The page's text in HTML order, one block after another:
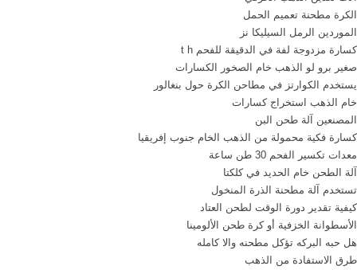
الكرة مطحنة تعميم الحمل
الموردين الرمل السيليكا نز
كسارة مزدوجة لفة في الدقيقة للفحم t h
صغير برو لو الذهب خام الصخور الكسارات
يستخدم الكوارتز في مطاحن الكرة حول بنغالور
خام الذهب استخراج كسارات
المصنعين آلة طحن البن
كسارة فكية محمولة من الذهب الخام جنوب إفريقيا
معدات تكسير الفحم 30 طن ساعة
آلة الطحن خام الحديد في كلكتا
تستخدم آلة مطحنة الذرة المنخول
كيفية تقدير دورة الوقت لطحن العتاد
الأسطوانة الخزفية أو كرة طحن الألومينا
هل حبه البركه تؤكل مطحنه والا كامله
طرق الاستفادة من الذهب